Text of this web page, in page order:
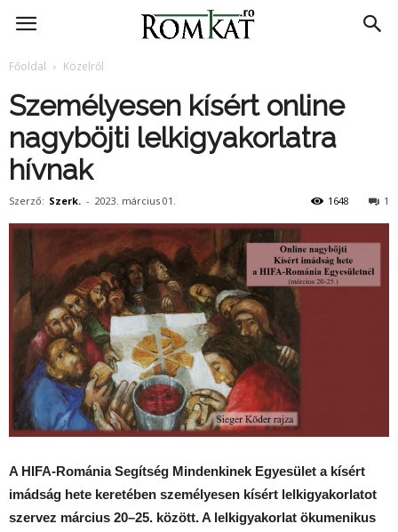
RomKat.ro
Főoldal Közelről
Személyesen kísért online
nagyböjti lelkigyakorlatra
hívnak
Szerző: Szerk. - 2023. március 01. 1
1648
A HIFA-Románia Segítség Mindenkinek Egyesület a kísért
imádság hete keretében személyesen kísért lelkigyakorlatot
szervez március 20–25. között. A lelkigyakorlat ökumenikus